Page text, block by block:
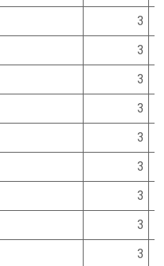
3
3
3
3
3
3
3
3
3